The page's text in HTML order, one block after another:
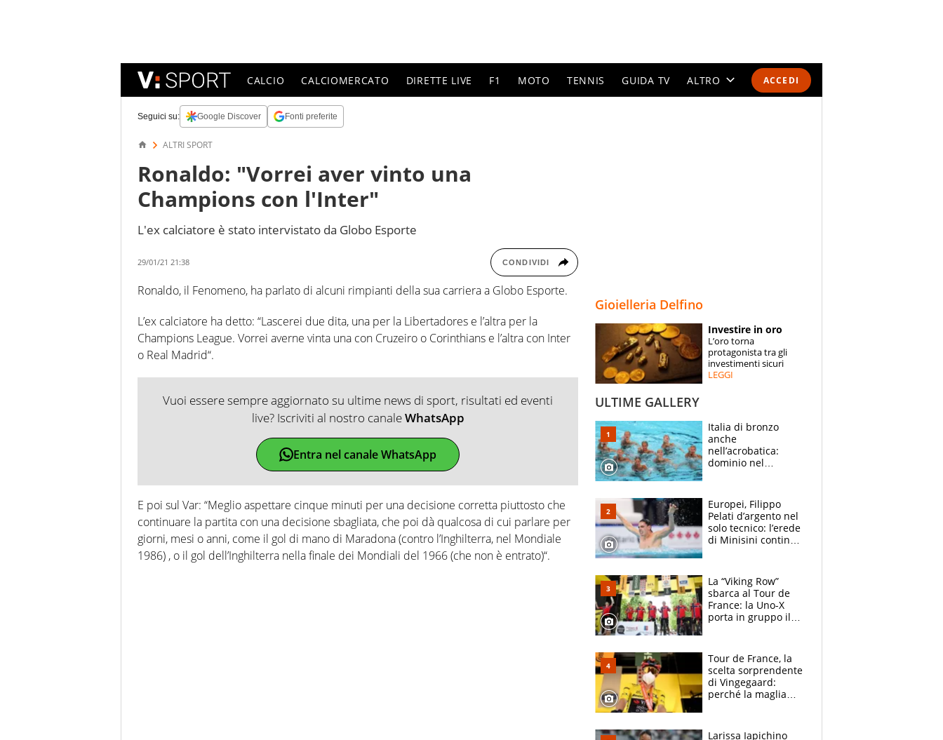
ACCEDI
CALCIO CALCIOMERCATO DIRETTE LIVE F1 MOTO TENNIS GUIDA TV ALTRO
SPECIALI
ESPERTI
Seguici su: Google Discover Fonti preferite
ALTRI SPORT
Ronaldo: "Vorrei aver vinto una
Champions con l'Inter"
L'ex calciatore è stato intervistato da Globo Esporte
29/01/21 21:38 CONDIVIDI
Ronaldo, il Fenomeno, ha parlato di alcuni rimpianti della sua carriera a Globo Esporte.
L’ex calciatore ha detto: “Lascerei due dita, una per la Libertadores e l’altra per la
Champions League. Vorrei averne vinta una con Cruzeiro o Corinthians e l’altra con Inter
o Real Madrid“.
Vuoi essere sempre aggiornato su ultime news di sport, risultati ed eventi
live? Iscriviti al nostro canaleWhatsApp
Entra nel canale WhatsApp
E poi sul Var: “Meglio aspettare cinque minuti per una decisione corretta piuttosto che
continuare la partita con una decisione sbagliata, che poi dà qualcosa di cui parlare per
giorni, mesi o anni, come il gol di mano di Maradona (contro l’Inghilterra, nel Mondiale
1986) , o il gol dell’Inghilterra nella finale dei Mondiali del 1966 (che non è entrato)“.
Gioielleria Delfino
Investire in oro
L’oro torna
protagonista tra gli
investimenti sicuri
LEGGI
ULTIME GALLERY
Italia di bronzo
anche
nell’acrobatica:
dominio nel
e compagni
continuare
Europei, Filippo
Pelati d’argento nel
solo tecnico: l’erede
di Minisini continua
mirino
La “Viking Row”
sbarca al Tour de
France: la Uno-X
porta in gruppo il
compagni
Tour de France, la
scelta sorprendente
di Vingegaard:
perché la maglia
rischio da evitare
Larissa Iapichino